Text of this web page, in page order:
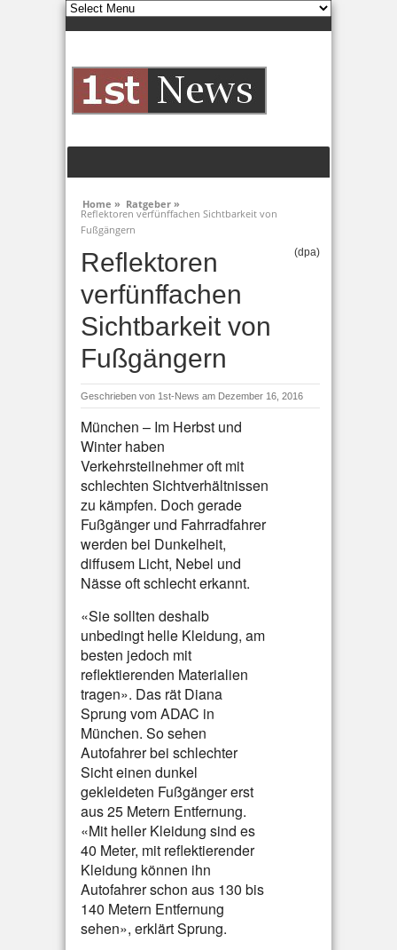
Home » Ratgeber »
Reflektoren verfünffachen Sichtbarkeit von
Fußgängern
Reflektoren
verfünffachen
Sichtbarkeit von
Fußgängern
(dpa)
Geschrieben von 1st-News am Dezember 16, 2016
München – Im Herbst und
Winter haben
Verkehrsteilnehmer oft mit
schlechten Sichtverhältnissen
zu kämpfen. Doch gerade
Fußgänger und Fahrradfahrer
werden bei Dunkelheit,
diffusem Licht, Nebel und
Nässe oft schlecht erkannt.
«Sie sollten deshalb
unbedingt helle Kleidung, am
besten jedoch mit
reflektierenden Materialien
tragen». Das rät Diana
Sprung vom ADAC in
München. So sehen
Autofahrer bei schlechter
Sicht einen dunkel
gekleideten Fußgänger erst
aus 25 Metern Entfernung.
«Mit heller Kleidung sind es
40 Meter, mit reflektierender
Kleidung können ihn
Autofahrer schon aus 130 bis
140 Metern Entfernung
sehen», erklärt Sprung.